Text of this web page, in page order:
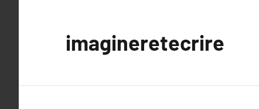
imagineretecrire